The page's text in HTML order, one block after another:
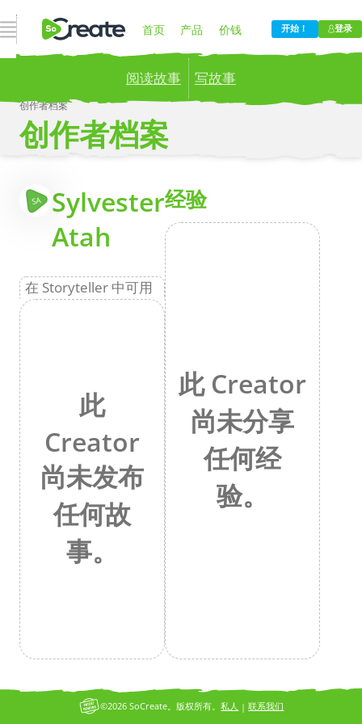
打开导航 首页 产品 价钱
博客 公司
开始！ 登录
阅读故事 写故事
Publish your stories to a global audience.
now!
创作者档案
创作者档案
SA
Sylvester
Atah
在 Storyteller 中可用
更
此
Creator
尚未发布
任何故
事。
经验
此 Creator
尚未分享
任何经
验。
私人 |联系我们
©2026 SoCreate。版权所有。